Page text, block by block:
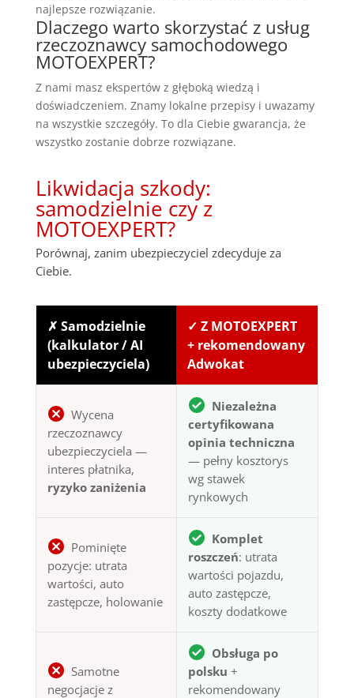
najlepsze rozwiązanie.
Dlaczego warto skorzystać z usług
rzeczoznawcy samochodowego
MOTOEXPERT?
Z nami masz ekspertów z głęboką wiedzą i
doświadczeniem. Znamy lokalne przepisy i uwazamy
na wszystkie szczegóły. To dla Ciebie gwarancja, że
wszystko zostanie dobrze rozwiązane.
Likwidacja szkody:
samodzielnie czy z
MOTOEXPERT?
Porównaj, zanim ubezpieczyciel zdecyduje za
Ciebie.
✗ Samodzielnie
(kalkulator / AI
ubezpieczyciela)
✓ Z MOTOEXPERT
+ rekomendowany
Adwokat
Wycena
rzeczoznawcy
ubezpieczyciela —
interes płatnika,
ryzyko zaniżenia
Niezależna
certyfikowana
opinia techniczna
— pełny kosztorys
wg stawek
rynkowych
Pominięte
pozycje: utrata
wartości, auto
zastępcze, holowanie
Komplet
roszczeń: utrata
wartości pojazdu,
auto zastępcze,
koszty dodatkowe
Samotne
negocjacje z
Obsługa po
polsku +
rekomendowany